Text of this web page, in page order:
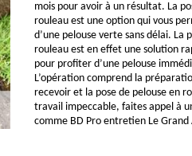
mois pour avoir à un résultat. La
rouleau est une option qui vous
d’une pelouse verte sans délai. La
rouleau est en effet une solution
pour profiter d’une pelouse
L’opération comprend la
recevoir et la pose de pelouse en
travail impeccable, faites appel à
comme BD Pro entretien Le